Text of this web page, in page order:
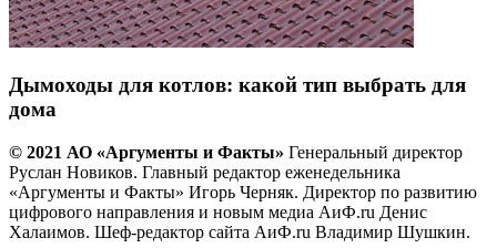
Дымоходы для котлов: какой тип выбрать для
дома
© 2021 АО «Аргументы и Факты» Генеральный директор
Руслан Новиков. Главный редактор еженедельника
«Аргументы и Факты» Игорь Черняк. Директор по развитию
цифрового направления и новым медиа АиФ.ru Денис
Халаимов. Шеф-редактор сайта АиФ.ru Владимир Шушкин.